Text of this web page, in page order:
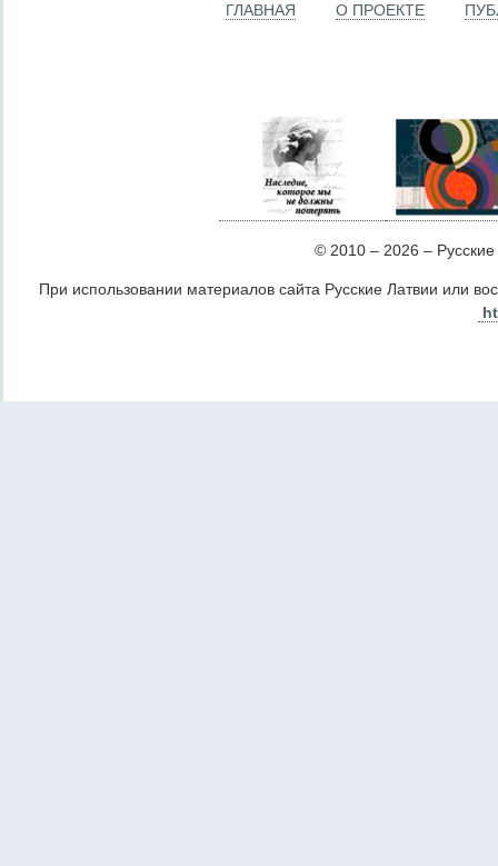
ГЛАВНАЯ О ПРОЕКТЕ
© 2010 – 2026 –
При использовании материалов сайта Русские Латвии или